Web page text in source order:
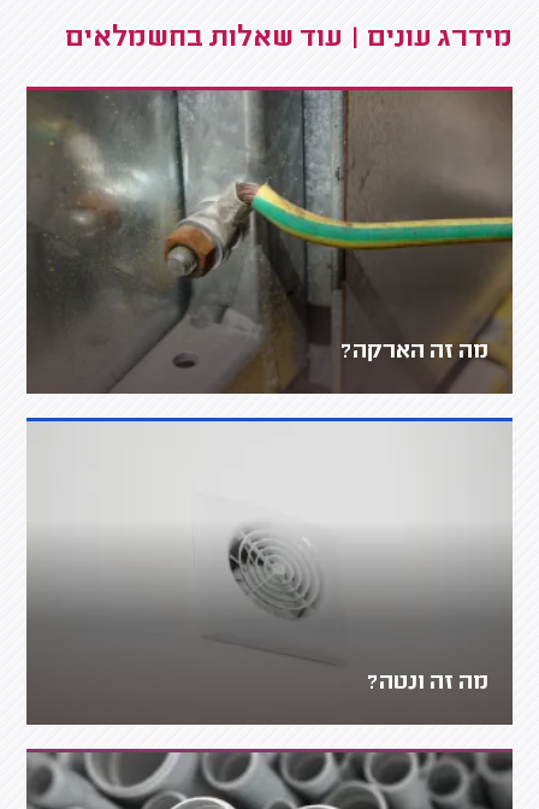
מידרג עונים | עוד שאלות בחשמלאים
מה זה הארקה?
מה זה ונטה?